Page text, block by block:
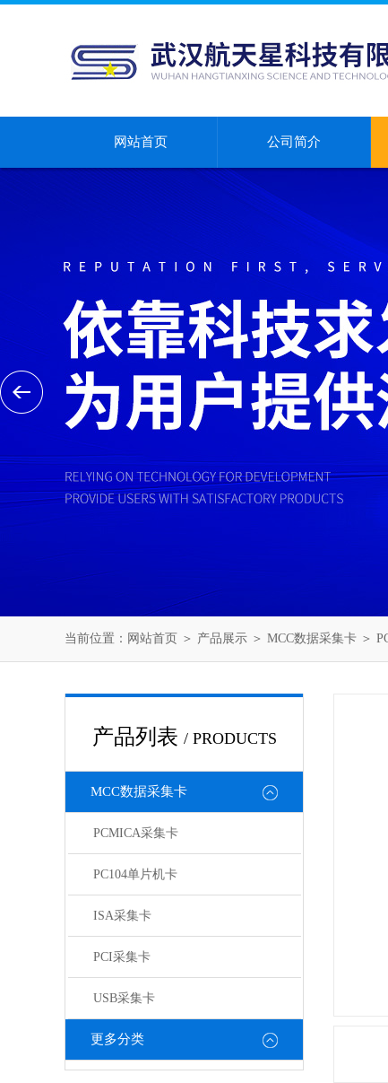
网站首页 公司简介
当前位置： 网站首页 ＞ 产品展示 ＞ MCC数据采集卡 ＞
产品列表 / PRODUCTS
MCC数据采集卡
PCMICA采集卡
PC104单片机卡
ISA采集卡
PCI采集卡
USB采集卡
更多分类